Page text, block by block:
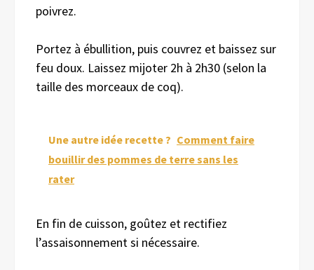
poivrez.
Portez à ébullition, puis couvrez et baissez sur
feu doux. Laissez mijoter 2h à 2h30 (selon la
taille des morceaux de coq).
Une autre idée recette ? Comment faire
bouillir des pommes de terre sans les
rater
En fin de cuisson, goûtez et rectifiez
l’assaisonnement si nécessaire.